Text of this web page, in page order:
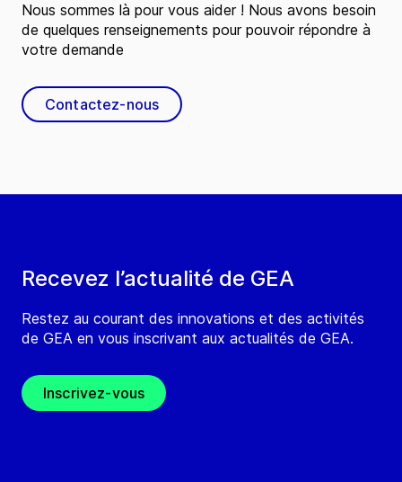
Recevez l’actualité de GEA
Restez au courant des innovations et des activités
de GEA en vous inscrivant aux actualités de GEA.
Inscrivez-vous
Nous sommes là pour vous aider ! Nous avons besoin
de quelques renseignements pour pouvoir répondre à
votre demande
Contactez-nous